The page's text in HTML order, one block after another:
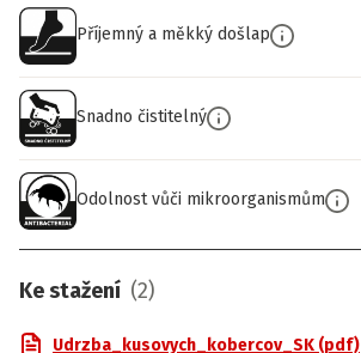
Příjemný a měkký došlap
Snadno čistitelný
Odolnost vůči mikroorganismům
Ke stažení (2)
Udrzba_kusovych_kobercov_SK (pdf)